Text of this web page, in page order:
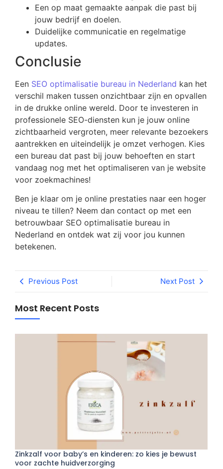
Een op maat gemaakte aanpak die past bij
jouw bedrijf en doelen.
Duidelijke communicatie en regelmatige
updates.
Conclusie
Een SEO optimalisatie bureau in Nederland kan het
verschil maken tussen onzichtbaar zijn en opvallen
in de drukke online wereld. Door te investeren in
professionele SEO-diensten kun je jouw online
zichtbaarheid vergroten, meer relevante bezoekers
aantrekken en uiteindelijk je omzet verhogen. Kies
een bureau dat past bij jouw behoeften en start
vandaag nog met het optimaliseren van je website
voor zoekmachines!
Ben je klaar om je online prestaties naar een hoger
niveau te tillen? Neem dan contact op met een
betrouwbaar SEO optimalisatie bureau in
Nederland en ontdek wat zij voor jou kunnen
betekenen.
Previous Post Next Post
Most Recent Posts
Zinkzalf voor baby’s en kinderen: zo kies je bewust
voor zachte huidverzorging